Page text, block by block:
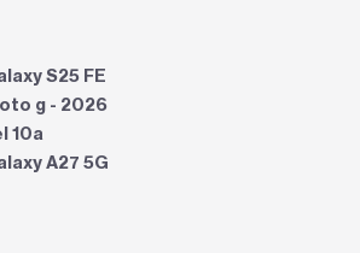
S25 FE
g - 2026
10a
A27 5G